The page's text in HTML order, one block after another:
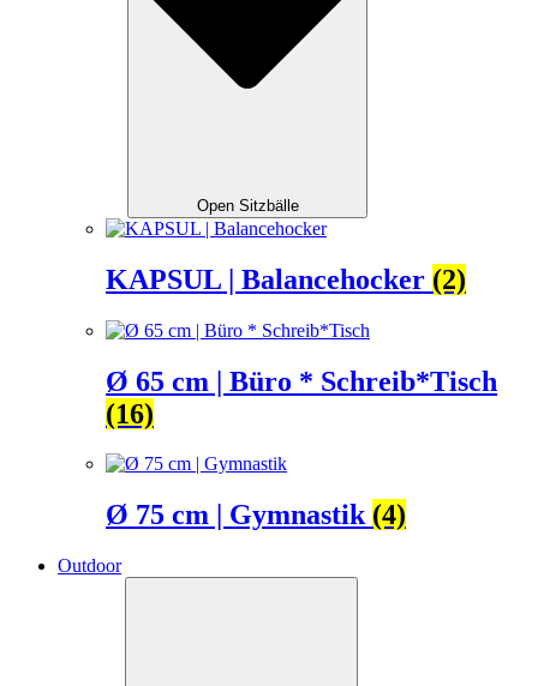
Open Sitzbälle
KAPSUL | Balancehocker (2)
Ø 65 cm | Büro * Schreib*Tisch
(16)
Ø 75 cm | Gymnastik (4)
Outdoor